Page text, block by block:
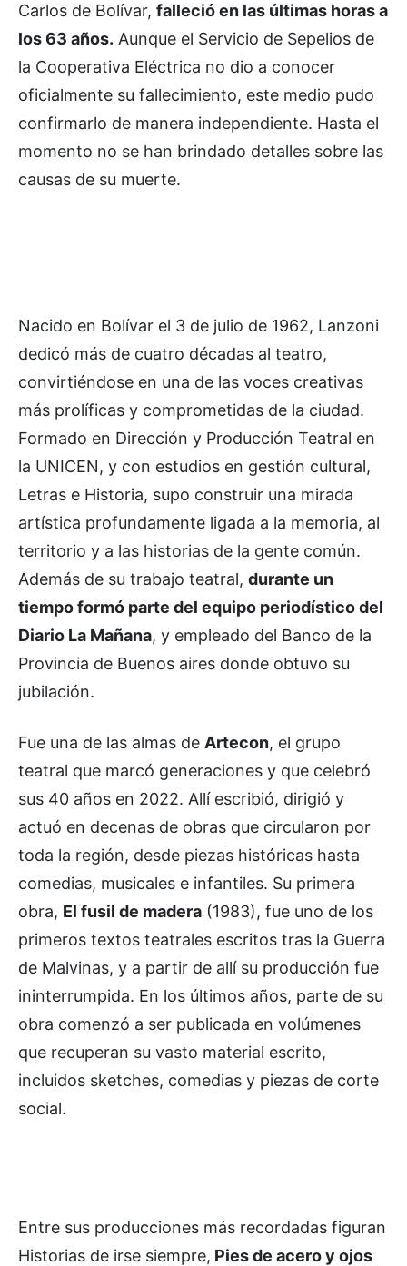
Carlos de Bolívar, falleció en las últimas horas a
los 63 años. Aunque el Servicio de Sepelios de
la Cooperativa Eléctrica no dio a conocer
oficialmente su fallecimiento, este medio pudo
confirmarlo de manera independiente. Hasta el
momento no se han brindado detalles sobre las
causas de su muerte.
Nacido en Bolívar el 3 de julio de 1962, Lanzoni
dedicó más de cuatro décadas al teatro,
convirtiéndose en una de las voces creativas
más prolíficas y comprometidas de la ciudad.
Formado en Dirección y Producción Teatral en
la UNICEN, y con estudios en gestión cultural,
Letras e Historia, supo construir una mirada
artística profundamente ligada a la memoria, al
territorio y a las historias de la gente común.
Además de su trabajo teatral, durante un
tiempo formó parte del equipo periodístico del
Diario La Mañana, y empleado del Banco de la
Provincia de Buenos aires donde obtuvo su
jubilación.
Fue una de las almas de Artecon, el grupo
teatral que marcó generaciones y que celebró
sus 40 años en 2022. Allí escribió, dirigió y
actuó en decenas de obras que circularon por
toda la región, desde piezas históricas hasta
comedias, musicales e infantiles. Su primera
obra, El fusil de madera (1983), fue uno de los
primeros textos teatrales escritos tras la Guerra
de Malvinas, y a partir de allí su producción fue
ininterrumpida. En los últimos años, parte de su
obra comenzó a ser publicada en volúmenes
que recuperan su vasto material escrito,
incluidos sketches, comedias y piezas de corte
social.
Entre sus producciones más recordadas figuran
Historias de irse siempre, Pies de acero y ojos